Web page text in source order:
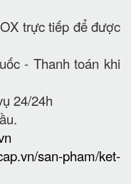
trực tiếp để được
- Thanh toán khi
24/24h
san-pham/ket-